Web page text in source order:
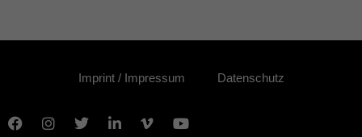
Imprint / Impressum Datenschutz